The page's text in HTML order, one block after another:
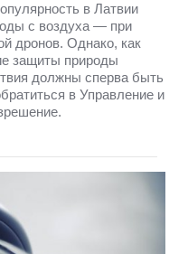
в Латвии
с воздуха — при
дронов. Однако, как
защиты природы
должны сперва быть
в Управление и